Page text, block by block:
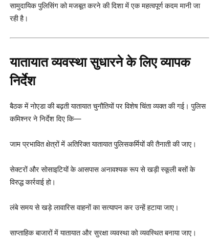
सामुदायिक पुलिसिंग को मजबूत करने की दिशा में एक महत्वपूर्ण कदम मानी जा
रही है।
यातायात व्यवस्था सुधारने के लिए व्यापक
निर्देश
बैठक में नोएडा की बढ़ती यातायात चुनौतियों पर विशेष चिंता व्यक्त की गई। पुलिस
कमिश्नर ने निर्देश दिए कि—
जाम प्रभावित क्षेत्रों में अतिरिक्त यातायात पुलिसकर्मियों की तैनाती की जाए।
सेक्टरों और सोसाइटियों के आसपास अनावश्यक रूप से खड़ी स्कूली बसों के
विरुद्ध कार्रवाई हो।
लंबे समय से खड़े लावारिस वाहनों का सत्यापन कर उन्हें हटाया जाए।
साप्ताहिक बाजारों में यातायात और सुरक्षा व्यवस्था को व्यवस्थित बनाया जाए।